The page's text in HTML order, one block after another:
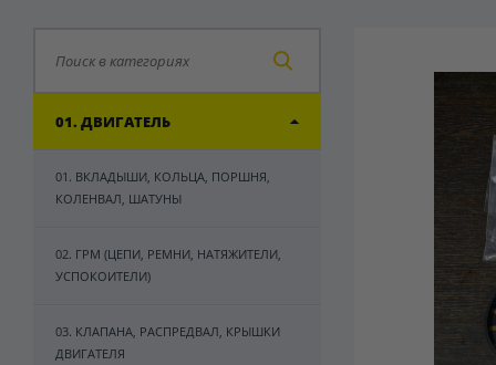
01. ДВИГАТЕЛЬ
01. ВКЛАДЫШИ, КОЛЬЦА, ПОРШНЯ,
КОЛЕНВАЛ, ШАТУНЫ
02. ГРМ (ЦЕПИ, РЕМНИ, НАТЯЖИТЕЛИ,
УСПОКОИТЕЛИ)
03. КЛАПАНА, РАСПРЕДВАЛ, КРЫШКИ
ДВИГАТЕЛЯ